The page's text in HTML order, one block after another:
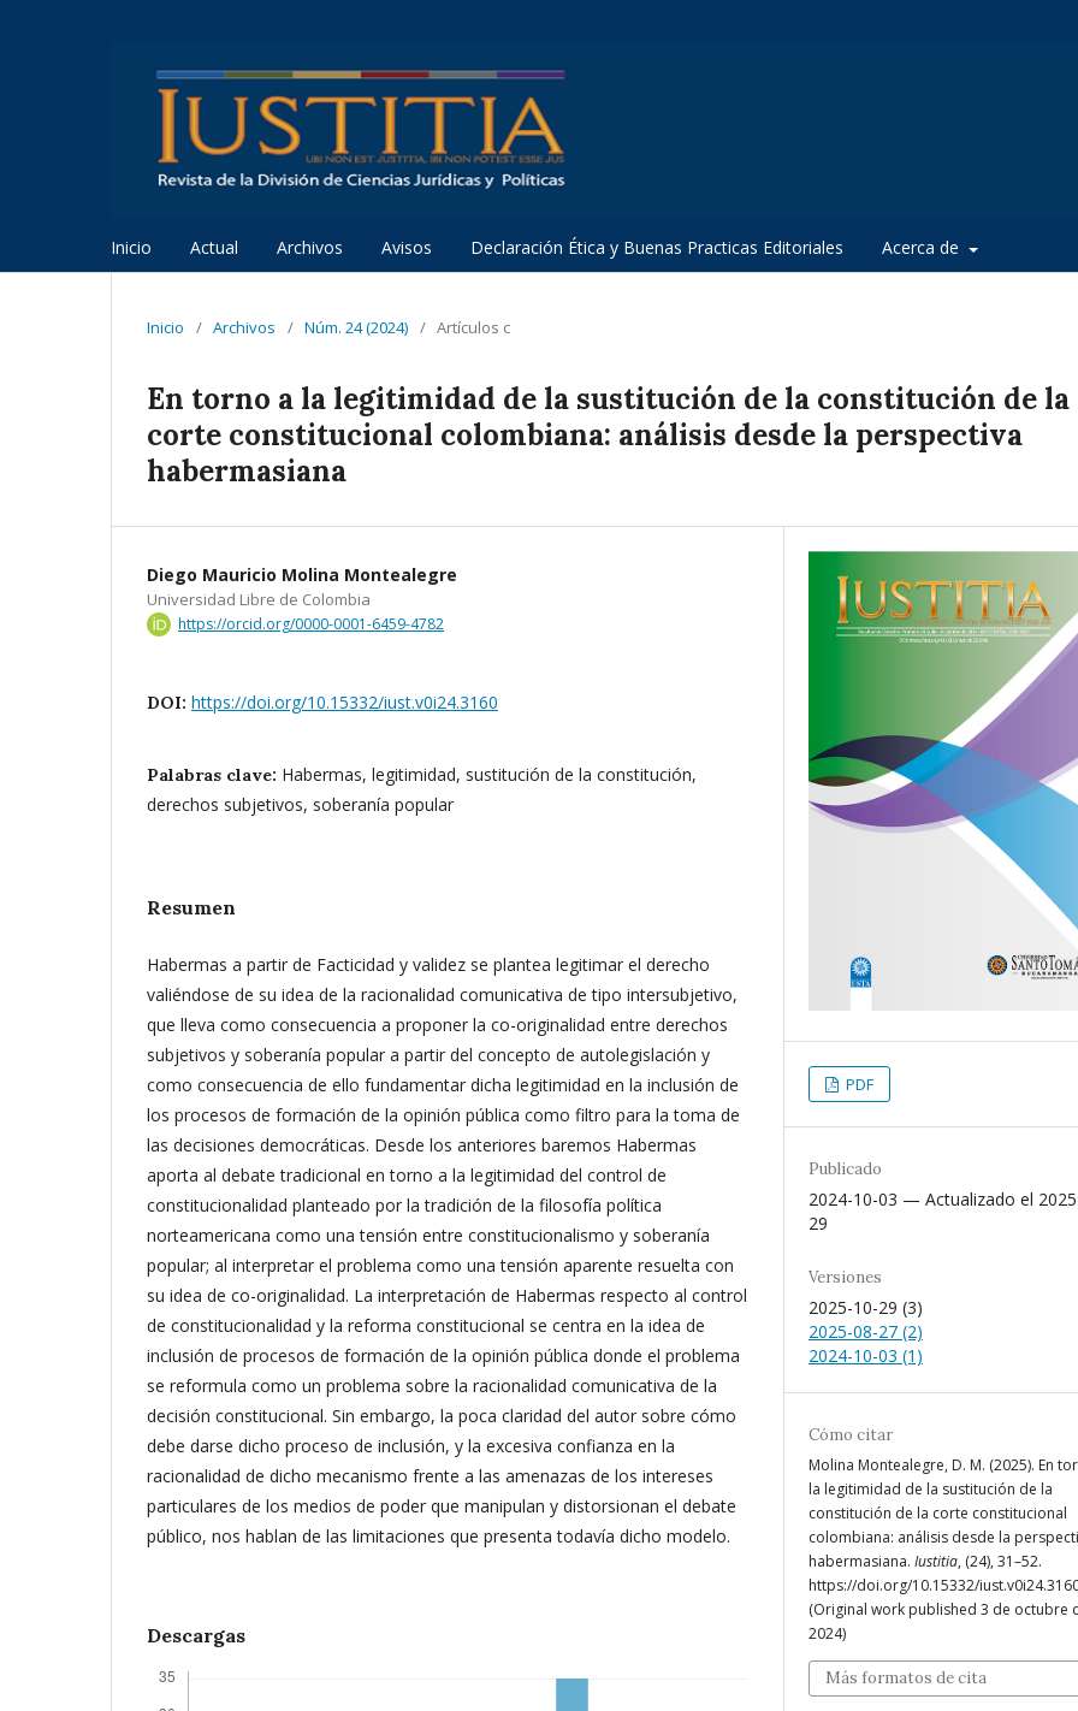
Inicio Actual Archivos Avisos Declaración Ética y Buenas Practicas Editoriales Acerca de
Inicio / Archivos / Núm. 24 (2024) / Artículos c
En torno a la legitimidad de la sustitución de la constitución de la
corte constitucional colombiana: análisis desde la perspectiva
habermasiana
Diego Mauricio Molina Montealegre
Universidad Libre de Colombia
https://orcid.org/0000-0001-6459-4782
DOI: https://doi.org/10.15332/iust.v0i24.3160
Palabras clave: Habermas, legitimidad, sustitución de la constitución,
derechos subjetivos, soberanía popular
Resumen
Habermas a partir de Facticidad y validez se plantea legitimar el derecho
valiéndose de su idea de la racionalidad comunicativa de tipo intersubjetivo,
que lleva como consecuencia a proponer la co-originalidad entre derechos
subjetivos y soberanía popular a partir del concepto de autolegislación y
como consecuencia de ello fundamentar dicha legitimidad en la inclusión de
los procesos de formación de la opinión pública como filtro para la toma de
las decisiones democráticas. Desde los anteriores baremos Habermas
aporta al debate tradicional en torno a la legitimidad del control de
constitucionalidad planteado por la tradición de la filosofía política
norteamericana como una tensión entre constitucionalismo y soberanía
popular; al interpretar el problema como una tensión aparente resuelta con
su idea de co-originalidad. La interpretación de Habermas respecto al control
de constitucionalidad y la reforma constitucional se centra en la idea de
inclusión de procesos de formación de la opinión pública donde el problema
se reformula como un problema sobre la racionalidad comunicativa de la
decisión constitucional. Sin embargo, la poca claridad del autor sobre cómo
debe darse dicho proceso de inclusión, y la excesiva confianza en la
racionalidad de dicho mecanismo frente a las amenazas de los intereses
particulares de los medios de poder que manipulan y distorsionan el debate
público, nos hablan de las limitaciones que presenta todavía dicho modelo.
Descargas
PDF
Publicado
2024-10-03 — Actualizado el
29
Versiones
2025-10-29 (3)
2025-08-27 (2)
2024-10-03 (1)
Cómo citar
Molina Montealegre, D. M. (2025). En
la legitimidad de la sustitución de la
constitución de la corte constitucional
colombiana: análisis desde la
habermasiana. Iustitia, (24), 31–52.
https://doi.org/10.15332/
(Original work published 3 de octubre
2024)
Más formatos de cita